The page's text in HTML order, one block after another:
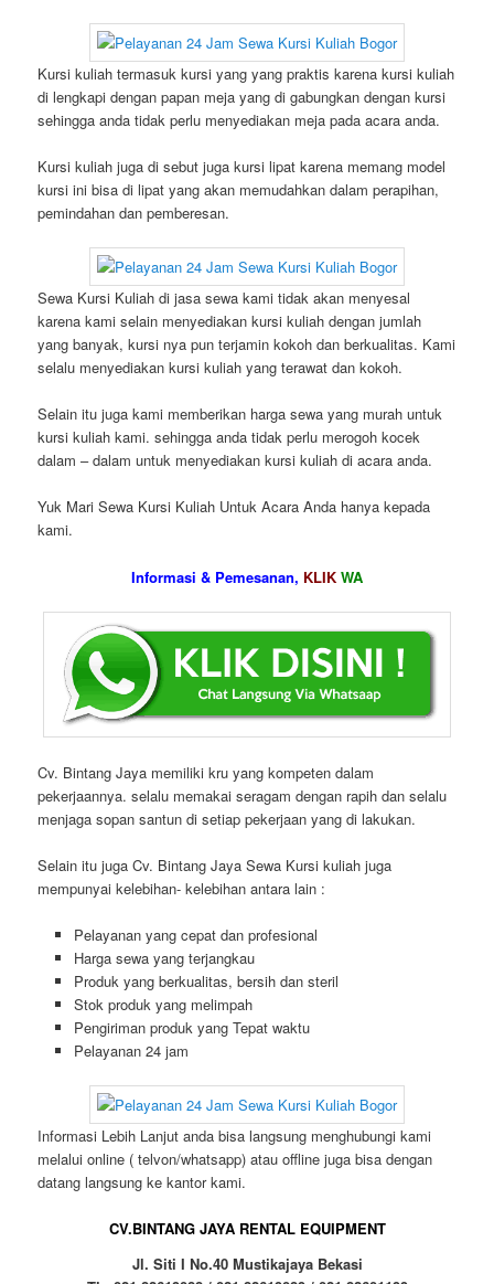
Kursi kuliah termasuk kursi yang yang praktis karena kursi kuliah
di lengkapi dengan papan meja yang di gabungkan dengan kursi
sehingga anda tidak perlu menyediakan meja pada acara anda.
Kursi kuliah juga di sebut juga kursi lipat karena memang model
kursi ini bisa di lipat yang akan memudahkan dalam perapihan,
pemindahan dan pemberesan.
Sewa Kursi Kuliah di jasa sewa kami tidak akan menyesal
karena kami selain menyediakan kursi kuliah dengan jumlah
yang banyak, kursi nya pun terjamin kokoh dan berkualitas. Kami
selalu menyediakan kursi kuliah yang terawat dan kokoh.
Selain itu juga kami memberikan harga sewa yang murah untuk
kursi kuliah kami. sehingga anda tidak perlu merogoh kocek
dalam – dalam untuk menyediakan kursi kuliah di acara anda.
Yuk Mari Sewa Kursi Kuliah Untuk Acara Anda hanya kepada
kami.
Informasi & Pemesanan, KLIK WA
Cv. Bintang Jaya memiliki kru yang kompeten dalam
pekerjaannya. selalu memakai seragam dengan rapih dan selalu
menjaga sopan santun di setiap pekerjaan yang di lakukan.
Selain itu juga Cv. Bintang Jaya Sewa Kursi kuliah juga
mempunyai kelebihan- kelebihan antara lain :
Pelayanan yang cepat dan profesional
Harga sewa yang terjangkau
Produk yang berkualitas, bersih dan steril
Stok produk yang melimpah
Pengiriman produk yang Tepat waktu
Pelayanan 24 jam
Informasi Lebih Lanjut anda bisa langsung menghubungi kami
melalui online ( telvon/whatsapp) atau offline juga bisa dengan
datang langsung ke kantor kami.
CV.BINTANG JAYA RENTAL EQUIPMENT
Jl. Siti I No.40 Mustikajaya Bekasi